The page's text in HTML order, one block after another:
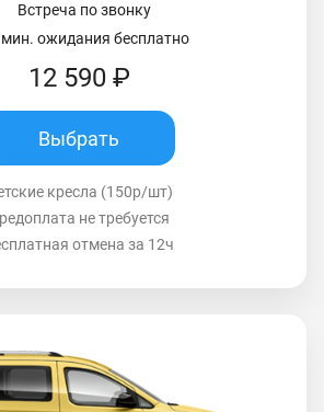
Встреча по звонку
ожидания бесплатно
12 590 ₽
Выбрать
кресла (150р/шт)
не требуется
отмена за 12ч